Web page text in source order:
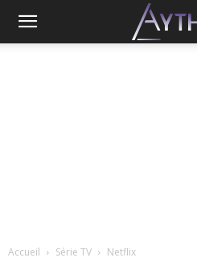
Accueil Série TV Netflix